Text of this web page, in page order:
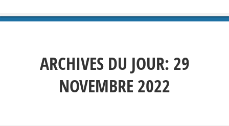
ARCHIVES DU JOUR: 29
NOVEMBRE 2022